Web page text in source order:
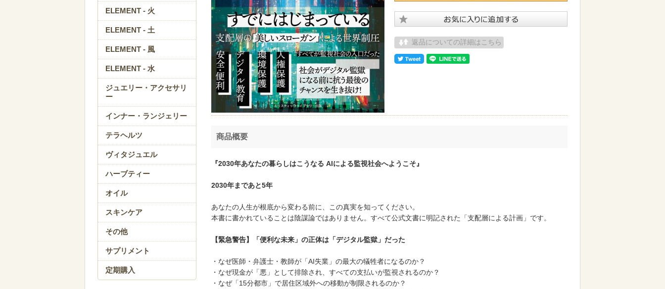
返品についての詳細はこちら
商品概要
『2030年あなたの暮らしはこうなる AIによる監視社会へようこそ』
2030年まであと5年
あなたの人生が根底から変わる前に、この真実を知ってください。
本書に書かれていることは陰謀論ではありません。すべて公式文書に明記された「支配層による計画」です。
【緊急警告】「便利な未来」の正体は「デジタル監獄」だった
・なぜ医師・弁護士・教師が「AI失業」の最大の犠牲者になるのか？
・なぜ現金が「悪」として排除され、すべての支払いが監視されるのか？
・なぜ「15分都市」で居住区域外への移動が制限されるのか？
ELEMENT - 火
ELEMENT - 土
ELEMENT - 風
ELEMENT - 水
ジュエリー・アクセサリ
ー
インナー・ランジェリー
テラヘルツ
ヴィタジュエル
ハーブティー
オイル
スキンケア
その他
サプリメント
定期購入